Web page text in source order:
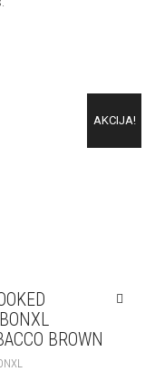
AKCIJA!
BROWN